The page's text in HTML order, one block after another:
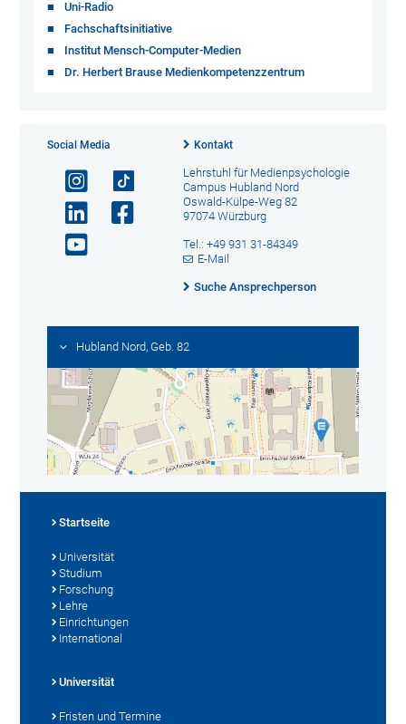
Uni-Radio
Fachschaftsinitiative
Institut Mensch-Computer-Medien
Dr. Herbert Brause Medienkompetenzzentrum
Social Media Kontakt
Lehrstuhl für Medienpsychologie
Campus Hubland Nord
Oswald-Külpe-Weg 82
97074 Würzburg
Tel.: +49 931 31-84349
E-Mail
Suche Ansprechperson
Hubland Nord, Geb. 82
Startseite
Universität
Studium
Forschung
Lehre
Einrichtungen
International
Universität
Fristen und Termine